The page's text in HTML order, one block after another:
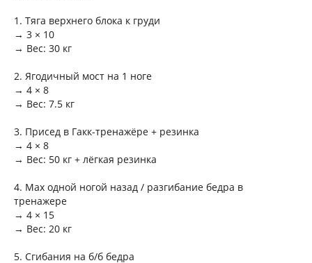
1. Тяга верхнего блока к груди
→ 3 × 10
→ Вес: 30 кг
2. Ягодичный мост на 1 ноге
→ 4 × 8
→ Вес: 7.5 кг
3. Присед в Гакк-тренажёре + резинка
→ 4 × 8
→ Вес: 50 кг + лёгкая резинка
4. Мах одной ногой назад / разгибание бедра в
тренажере
→ 4 × 15
→ Вес: 20 кг
5. Сгибания на б/б бедра